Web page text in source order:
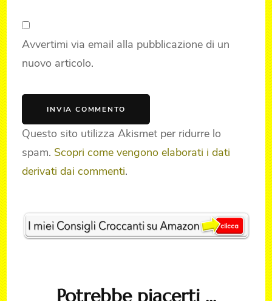
Avvertimi via email alla pubblicazione di un
nuovo articolo.
Questo sito utilizza Akismet per ridurre lo
spam. Scopri come vengono elaborati i dati
derivati dai commenti.
Navigation
Potrebbe piacerti ...